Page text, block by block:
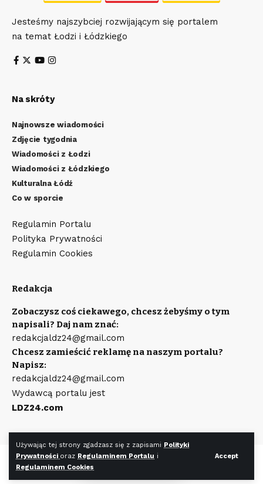
Używając tej strony zgadzasz się z zapisami Polityki
Prywatności oraz Regulaminem Portalu i
Regulaminem Cookies
Accept
Jesteśmy najszybciej rozwijającym się portalem
na temat Łodzi i Łódzkiego
Na skróty
Najnowsze wiadomości
Zdjęcie tygodnia
Wiadomości z Łodzi
Wiadomości z Łódzkiego
Kulturalna Łódź
Co w sporcie
Regulamin Portalu
Polityka Prywatności
Regulamin Cookies
Redakcja
Zobaczysz coś ciekawego, chcesz żebyśmy o tym
napisali? Daj nam znać:
redakcjaldz24@gmail.com
Chcesz zamieścić reklamę na naszym portalu?
Napisz:
redakcjaldz24@gmail.com
Wydawcą portalu jest
LDZ24.com
©LDZ24.com Wszystkie prawa zastrzeżone. Wykonanie strony